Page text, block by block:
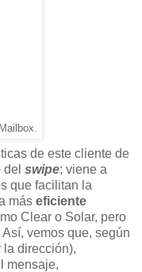
de este cliente de
swipe; viene a
que facilitan la
más eficiente
Clear o Solar, pero
vemos que, según
la dirección),
mensaje,